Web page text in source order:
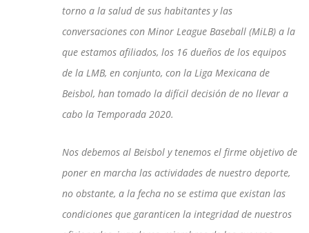
torno a la salud de sus habitantes y las
conversaciones con Minor League Baseball (MiLB) a la
que estamos afiliados, los 16 dueños de los equipos
de la LMB, en conjunto, con la Liga Mexicana de
Beisbol, han tomado la difícil decisión de no llevar a
cabo la Temporada 2020.
Nos debemos al Beisbol y tenemos el firme objetivo de
poner en marcha las actividades de nuestro deporte,
no obstante, a la fecha no se estima que existan las
condiciones que garanticen la integridad de nuestros